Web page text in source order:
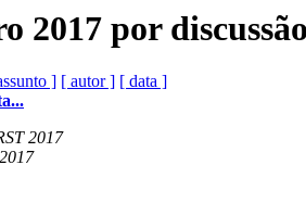
2017 por discussão
] [ autor ] [ data ]
2017